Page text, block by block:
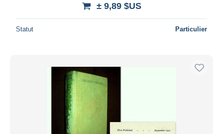
± 9,89 $US
Statut Particulier